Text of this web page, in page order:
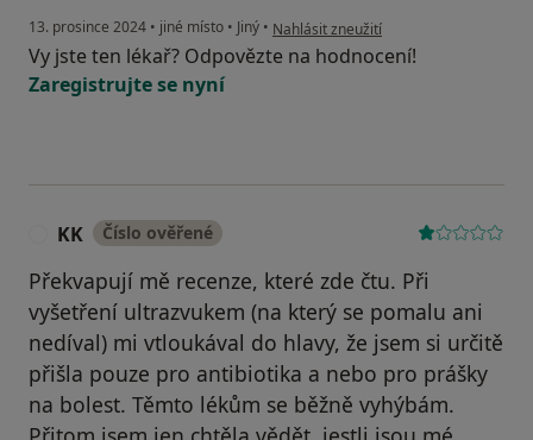
13. prosince 2024 • jiné místo • Jiný • podle názoru uživatele VK
Nahlásit zneužití
Vy jste ten lékař? Odpovězte na hodnocení!
Zaregistrujte se nyní
KK Číslo ověřené
Překvapují mě recenze, které zde čtu. Při
vyšetření ultrazvukem (na který se pomalu ani
nedíval) mi vtloukával do hlavy, že jsem si určitě
přišla pouze pro antibiotika a nebo pro prášky
na bolest. Těmto lékům se běžně vyhýbám.